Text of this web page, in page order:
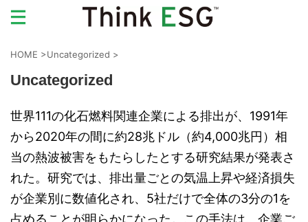
HOME >Uncategorized >
Uncategorized
世界111の化石燃料関連企業による排出が、1991年
から2020年の間に約28兆ドル（約4,000兆円）相
当の熱波被害をもたらしたとする研究結果が発表さ
れた。研究では、排出量ごとの気温上昇や経済損失
が企業別に数値化され、5社だけで全体の3分の1を
占めることが明らかになった。この手法は、企業ご